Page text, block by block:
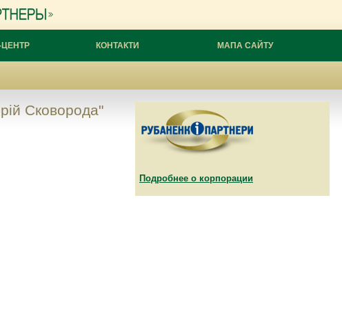
ЦЕНТР КОНТАКТИ МАПА САЙТУ
Сковорода"
Подробнее о корпорации